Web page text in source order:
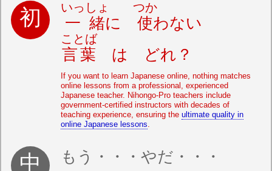
一緒
いっしょ
に 使
つか
わない
言葉
ことば
は どれ？
If you want to learn Japanese online, nothing matches
online lessons from a professional, experienced
Japanese teacher. Nihongo-Pro teachers include
government-certified instructors with decades of
teaching experience, ensuring the ultimate quality in
online Japanese lessons.
もう・・・やだ・・・